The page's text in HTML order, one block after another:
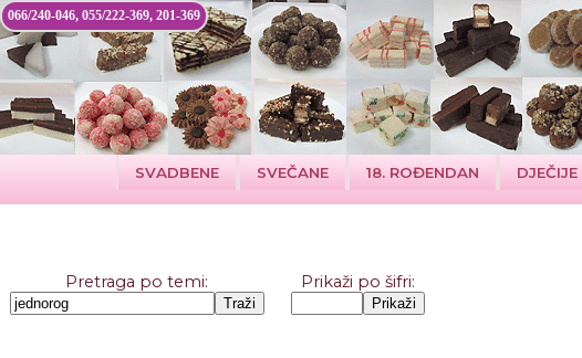
SVADBENE SVEČANE 18. ROĐENDAN DJEČIJE
Pretraga po temi: Prikaži po šifri:
066/240-046, 055/222-369, 201-369